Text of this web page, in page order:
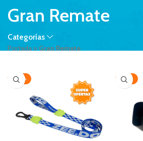
Gran Remate
Categorías
Portada » Gran Remate
-30% -44%